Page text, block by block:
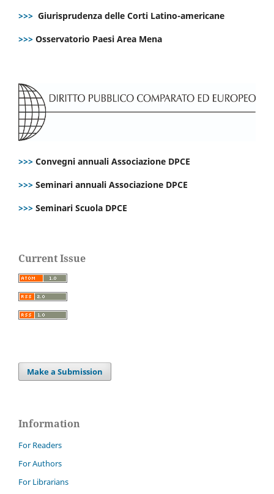
>>> Giurisprudenza delle Corti Latino-americane
>>> Osservatorio Paesi Area Mena
>>> Convegni annuali Associazione DPCE
>>> Seminari annuali Associazione DPCE
>>> Seminari Scuola DPCE
Current Issue
Make a Submission
Information
For Readers
For Authors
For Librarians